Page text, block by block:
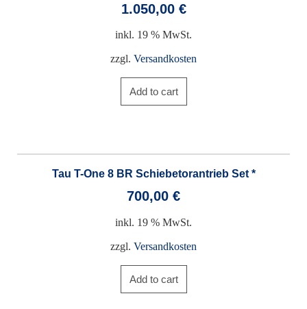
1.050,00 €
inkl. 19 % MwSt.
zzgl. Versandkosten
Add to cart
Tau T-One 8 BR Schiebetorantrieb Set *
700,00 €
inkl. 19 % MwSt.
zzgl. Versandkosten
Add to cart